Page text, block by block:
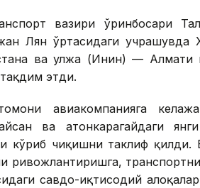
вазири ўринбосари
Лян ўртасидаги
ва Қулжа (Инин) — Алмати
этди.
авиакомпанияга
ва Қатонкарагайдаги
кўриб чиқишни таклиф қилди.
ривожлантиришга,
савдо-иқтисодий